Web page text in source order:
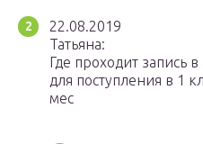
22.08.2019
Татьяна:
Где проходит запись
для поступления в 1
мес